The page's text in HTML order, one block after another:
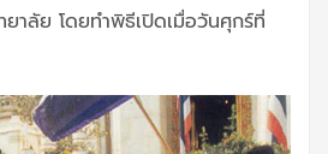
าลัย โดยทำพิธีเปิดเมื่อวันศุกร์ที่